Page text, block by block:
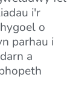
i'r
o
parhau i
a